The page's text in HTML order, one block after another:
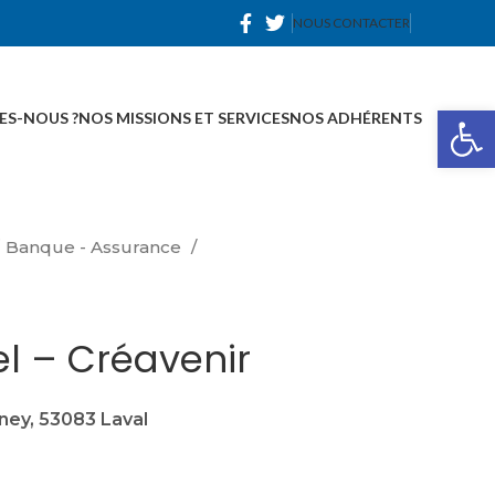
NOUS CONTACTER
NOUS ?NOS MISSIONS ET SERVICESNOS ADHÉRENTS
Banque - Assurance
– Créavenir
53083 Laval